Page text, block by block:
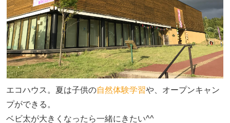
エコハウス。夏は子供の自然体験学習や、オープンキャン
プができる。
ベビ太が大きくなったら一緒にきたい^^